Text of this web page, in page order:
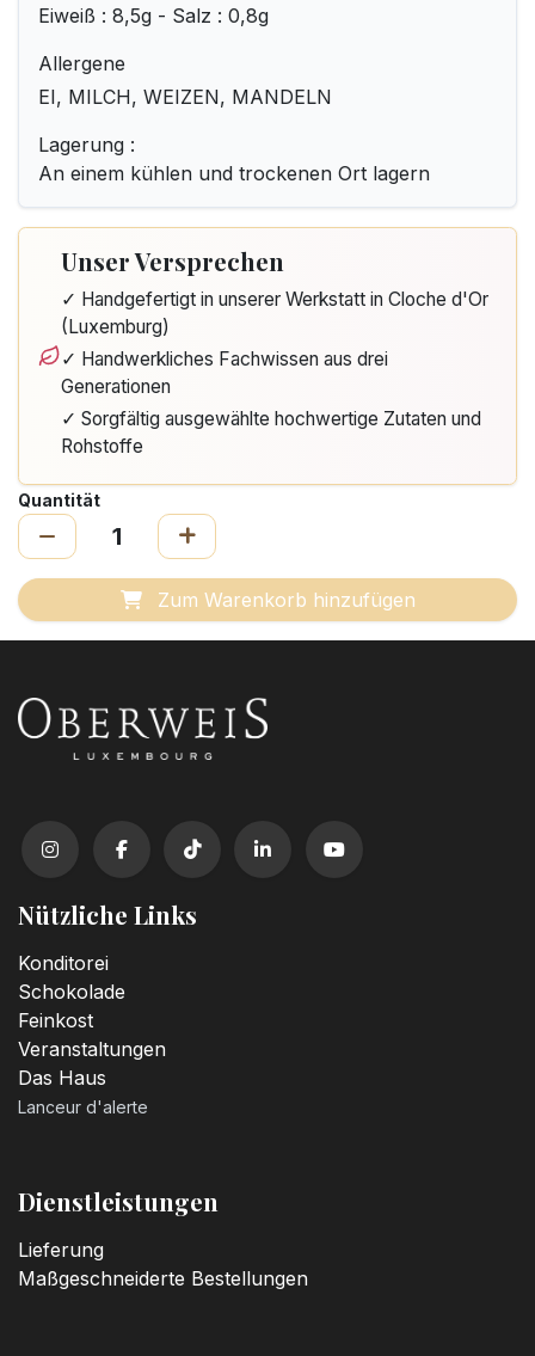
Eiweiß : 8,5g - Salz : 0,8g
Allergene
EI, MILCH, WEIZEN, MANDELN
Lagerung :
An einem kühlen und trockenen Ort lagern
Unser Versprechen
✓ Handgefertigt in unserer Werkstatt in Cloche d'Or
(Luxemburg)
✓ Handwerkliches Fachwissen aus drei
Generationen
✓ Sorgfältig ausgewählte hochwertige Zutaten und
Rohstoffe
Quantität
Zum Warenkorb hinzufügen
Nützliche Links
Konditorei
Schokolade
Feinkost
Veranstaltungen
Das Haus
Lanceur d'alerte
Dienstleistungen
Lieferung
Maßgeschneiderte Bestellungen